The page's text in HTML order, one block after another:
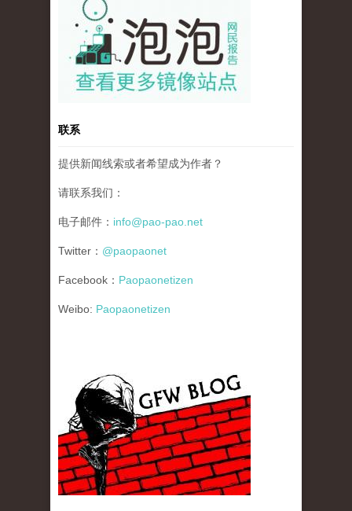
联系
提供新闻线索或者希望成为作者？
请联系我们：
电子邮件： info@pao-pao.net
Twitter： @paopaonet
Facebook： Paopaonetizen
Weibo: Paopaonetizen
gfw_blog_small.jpg